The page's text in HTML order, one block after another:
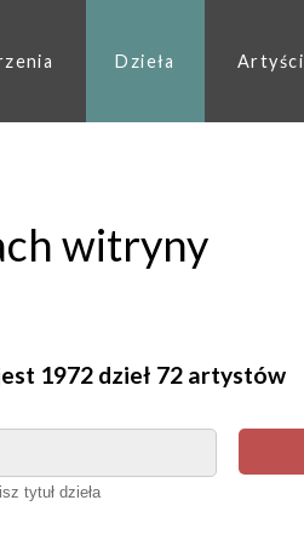
Dzieła Artyści
witryny
1972 dzieł 72 artystów
tytuł dzieła